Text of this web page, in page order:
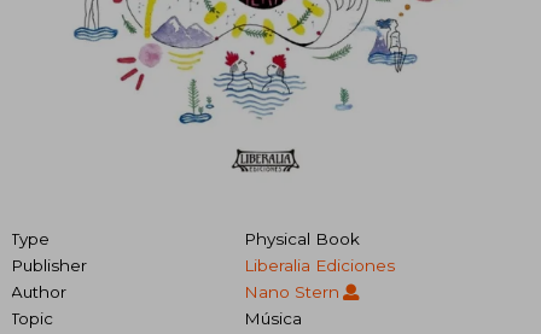
Type
Physical Book
Publisher
Liberalia Ediciones
Author
Nano Stern
Topic
Música